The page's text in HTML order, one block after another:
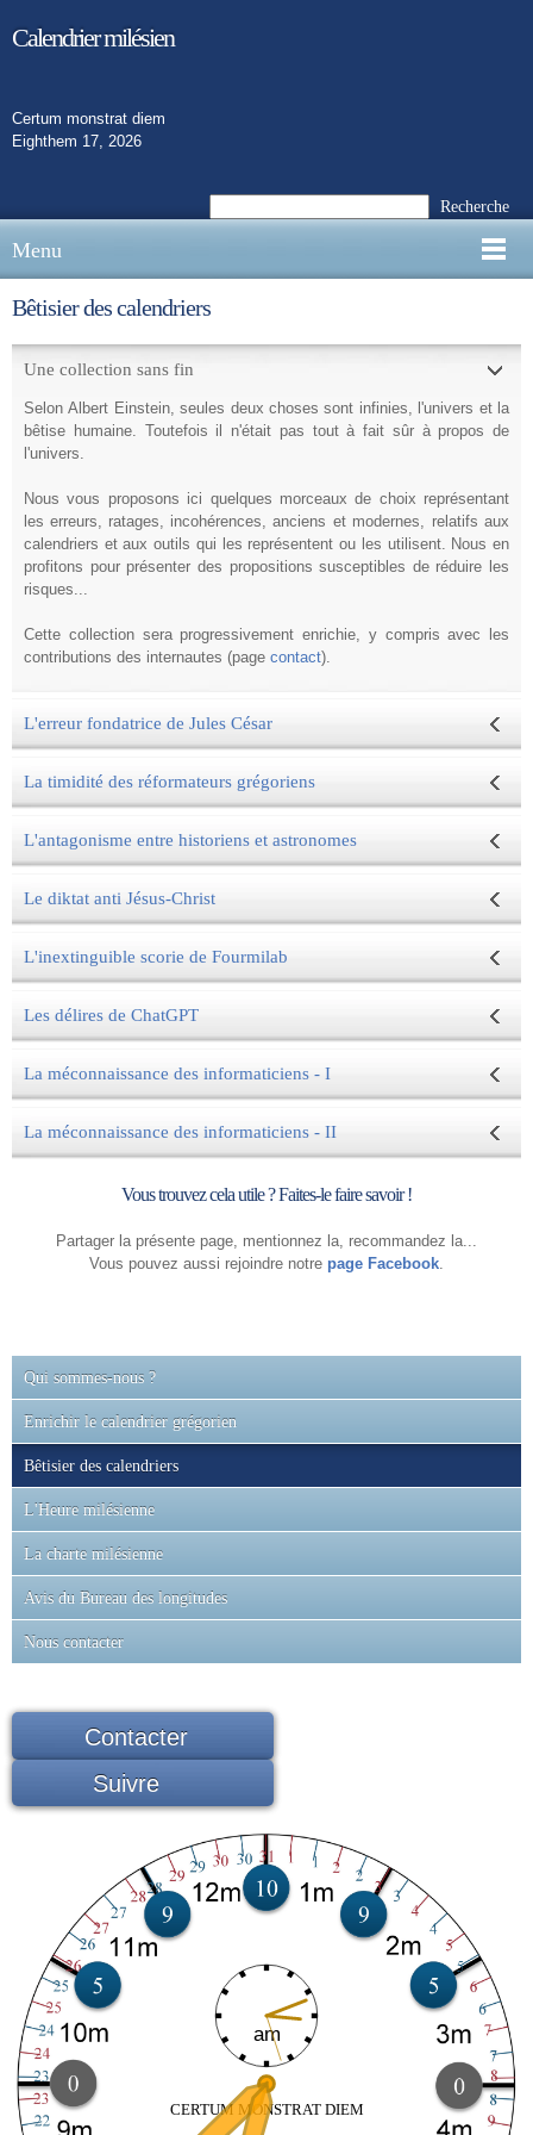
Calendrier milésien
Certum monstrat diem
Eighthem 17, 2026
Recherche
Menu
Qui sommes-nous ?
Enrichir le calendrier grégorien
Bêtisier des calendriers
L'Heure milésienne
La charte milésienne
Avis du Bureau des longitudes
Nous contacter
Contacter
Suivre
CERTUM MONSTRAT DIEM
am
Bêtisier des calendriers
Une collection sans fin
Selon Albert Einstein, seules deux choses sont infinies, l'univers et la
bêtise humaine. Toutefois il n'était pas tout à fait sûr à propos de
l'univers.
Nous vous proposons ici quelques morceaux de choix représentant
les erreurs, ratages, incohérences, anciens et modernes, relatifs aux
calendriers et aux outils qui les représentent ou les utilisent. Nous en
profitons pour présenter des propositions susceptibles de réduire les
risques...
Cette collection sera progressivement enrichie, y compris avec les
contributions des internautes (page contact).
L'erreur fondatrice de Jules César
La timidité des réformateurs grégoriens
L'antagonisme entre historiens et astronomes
Le diktat anti Jésus-Christ
L'inextinguible scorie de Fourmilab
Les délires de ChatGPT
La méconnaissance des informaticiens - I
La méconnaissance des informaticiens - II
Vous trouvez cela utile ? Faites-le faire savoir !
Partager la présente page, mentionnez la, recommandez la...
Vous pouvez aussi rejoindre notre page Facebook.